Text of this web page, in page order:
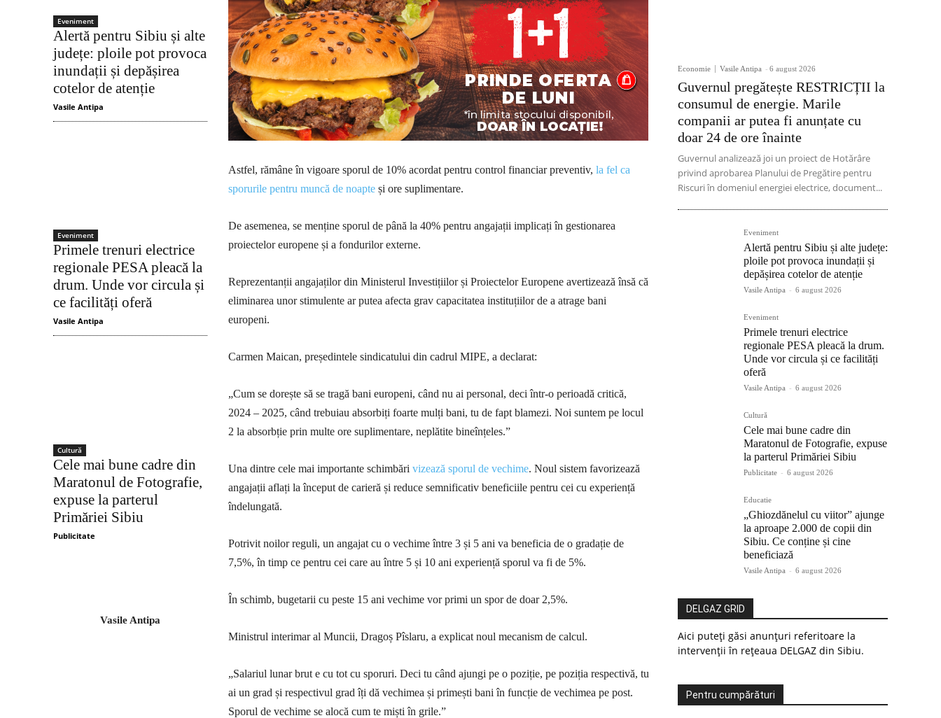
Eveniment
Alertă pentru Sibiu și alte
județe: ploile pot provoca
inundații și depășirea
cotelor de atenție
Vasile Antipa
Eveniment
Primele trenuri electrice
regionale PESA pleacă la
drum. Unde vor circula și
ce facilități oferă
Vasile Antipa
Cultură
Cele mai bune cadre din
Maratonul de Fotografie,
expuse la parterul
Primăriei Sibiu
Publicitate
Vasile Antipa
Astfel, rămâne în vigoare sporul de 10% acordat pentru control financiar preventiv, la fel ca
sporurile pentru muncă de noapte și ore suplimentare.
De asemenea, se menține sporul de până la 40% pentru angajații implicați în gestionarea
proiectelor europene și a fondurilor externe.
Reprezentanții angajaților din Ministerul Investițiilor și Proiectelor Europene avertizează însă că
eliminarea unor stimulente ar putea afecta grav capacitatea instituțiilor de a atrage bani
europeni.
Carmen Maican, președintele sindicatului din cadrul MIPE, a declarat:
„Cum se dorește să se tragă bani europeni, când nu ai personal, deci într-o perioadă critică,
2024 – 2025, când trebuiau absorbiți foarte mulți bani, tu de fapt blamezi. Noi suntem pe locul
2 la absorbție prin multe ore suplimentare, neplătite bineînțeles.”
Una dintre cele mai importante schimbări vizează sporul de vechime. Noul sistem favorizează
angajații aflați la început de carieră și reduce semnificativ beneficiile pentru cei cu experiență
îndelungată.
Potrivit noilor reguli, un angajat cu o vechime între 3 și 5 ani va beneficia de o gradație de
7,5%, în timp ce pentru cei care au între 5 și 10 ani experiență sporul va fi de 5%.
În schimb, bugetarii cu peste 15 ani vechime vor primi un spor de doar 2,5%.
Ministrul interimar al Muncii, Dragoș Pîslaru, a explicat noul mecanism de calcul.
„Salariul lunar brut e cu tot cu sporuri. Deci tu când ajungi pe o poziție, pe poziția respectivă, tu
ai un grad și respectivul grad îți dă vechimea și primești bani în funcție de vechimea pe post.
Sporul de vechime se alocă cum te miști în grile.”
Economie Vasile Antipa - 6 august 2026
Guvernul pregătește RESTRICȚII la
consumul de energie. Marile
companii ar putea fi anunțate cu
doar 24 de ore înainte
Guvernul analizează joi un proiect de Hotărâre
privind aprobarea Planului de Pregătire pentru
Riscuri în domeniul energiei electrice, document...
Eveniment
Alertă pentru Sibiu și alte județe:
ploile pot provoca inundații și
depășirea cotelor de atenție
Vasile Antipa - 6 august 2026
Eveniment
Primele trenuri electrice
regionale PESA pleacă la drum.
Unde vor circula și ce facilități
oferă
Vasile Antipa - 6 august 2026
Cultură
Cele mai bune cadre din
Maratonul de Fotografie, expuse
la parterul Primăriei Sibiu
Publicitate - 6 august 2026
Educatie
„Ghiozdănelul cu viitor” ajunge
la aproape 2.000 de copii din
Sibiu. Ce conține și cine
beneficiază
Vasile Antipa - 6 august 2026
DELGAZ GRID
Aici puteți găsi anunțuri referitoare la
intervenții în rețeaua DELGAZ din Sibiu.
Pentru cumpărături